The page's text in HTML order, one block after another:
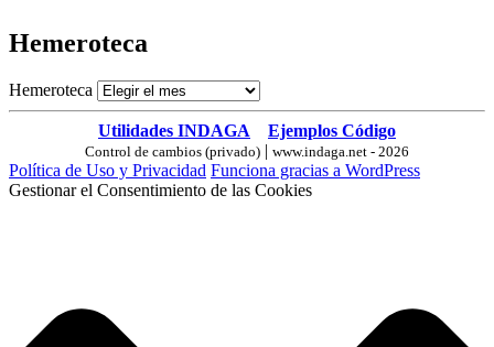
Hemeroteca
Hemeroteca
Utilidades INDAGA Ejemplos Código
Control de cambios (privado) | www.indaga.net - 2026
Política de Uso y Privacidad Funciona gracias a WordPress
Gestionar el Consentimiento de las Cookies